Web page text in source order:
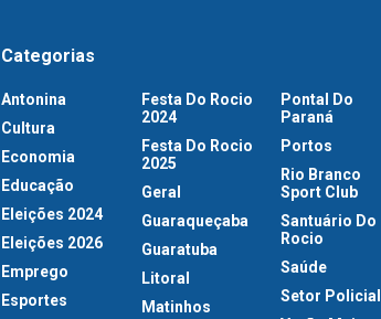
Categorias
Antonina
Cultura
Economia
Educação
Eleições 2024
Eleições 2026
Emprego
Esportes
Festa Do Rocio
2024
Festa Do Rocio
2025
Geral
Guaraqueçaba
Guaratuba
Litoral
Matinhos
Pontal Do
Paraná
Portos
Rio Branco
Sport Club
Santuário Do
Rocio
Saúde
Setor Policial